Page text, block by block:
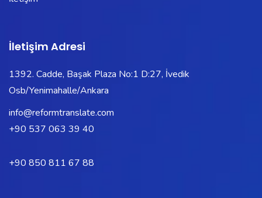
İletişim Adresi
1392. Cadde, Başak Plaza No:1 D:27, İvedik
Osb/Yenimahalle/Ankara
info@reformtranslate.com
+90 537 063 39 40
+90 850 811 67 88